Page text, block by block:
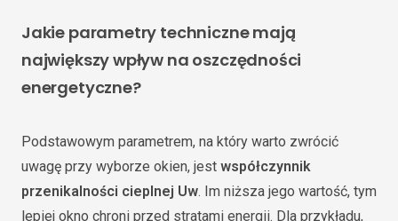
Jakie parametry techniczne mają
największy wpływ na oszczędności
energetyczne?
Podstawowym parametrem, na który warto zwrócić
uwagę przy wyborze okien, jest współczynnik
przenikalności cieplnej Uw. Im niższa jego wartość, tym
lepiej okno chroni przed stratami energii. Dla przykładu,